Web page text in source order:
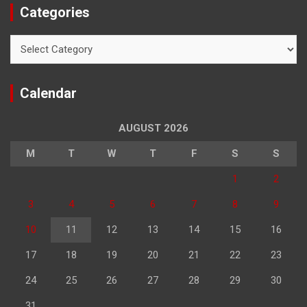
Categories
Calendar
AUGUST 2026
M T W T F S S
1 2
3 4 5 6 7 8 9
10 11 12 13 14 15 16
17 18 19 20 21 22 23
24 25 26 27 28 29 30